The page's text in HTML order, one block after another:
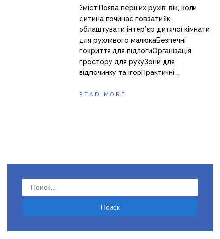
Зміст:Поява перших рухів: вік, коли
дитина починає повзатиЯк
облаштувати інтер’єр дитячої кімнати
для рухливого малюкаБезпечні
покриття для підлогиОрганізація
простору для рухуЗони для
відпочинку та ігорПрактичні …
READ MORE
Найти: